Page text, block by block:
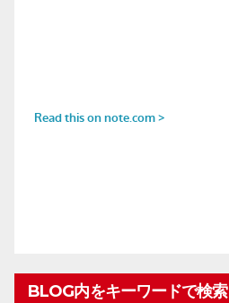
BLOG内をキーワードで検索